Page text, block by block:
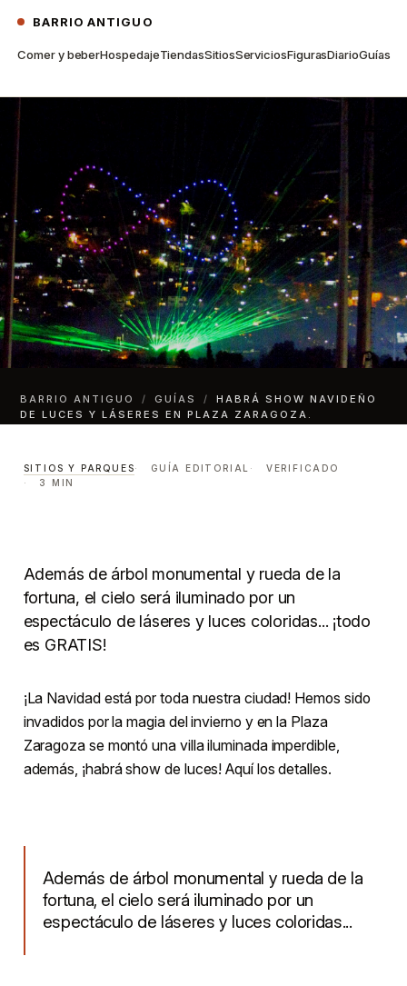
BARRIO ANTIGUO
Comer y beberHospedajeTiendasSitiosServiciosFigurasDiarioGuías
BARRIO ANTIGUO / GUÍAS /
HABRÁ SHOW NAVIDEÑO
DE LUCES Y LÁSERES EN PLAZA ZARAGOZA.
Habrá show navideño de
luces y láseres en Plaza
Zaragoza.
SITIOS Y PARQUES GUÍA EDITORIAL
VERIFICADO
3 MIN
Además de árbol monumental y rueda de la
fortuna, el cielo será iluminado por un
espectáculo de láseres y luces coloridas... ¡todo
es GRATIS!
¡La Navidad está por toda nuestra ciudad! Hemos sido
invadidos por la magia del invierno y en la Plaza
Zaragoza se montó una villa iluminada imperdible,
además, ¡habrá show de luces! Aquí los detalles.
Además de árbol monumental y rueda de la
fortuna, el cielo será iluminado por un
espectáculo de láseres y luces coloridas...